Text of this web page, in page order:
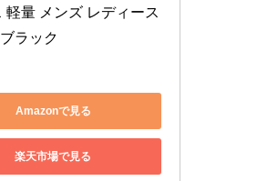
軽量 メンズ レディース
ラック
Amazonで見る
楽天市場で見る